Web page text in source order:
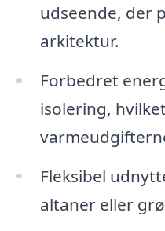
udseende, der
arkitektur.
Forbedret
isolering,
Fleksibel
altaner eller